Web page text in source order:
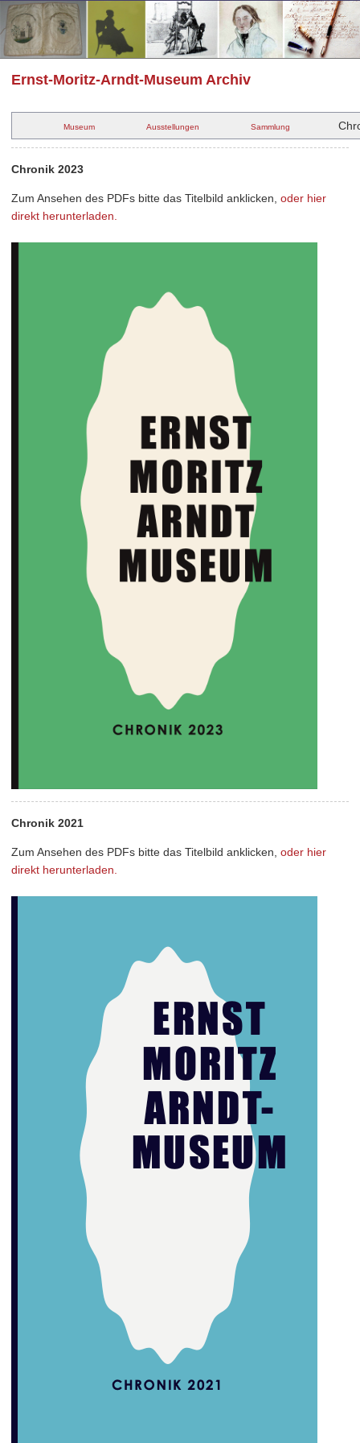
Ernst-Moritz-Arndt-Museum Archiv
Museum Ausstellungen Sammlung
Chronik 2023
Zum Ansehen des PDFs bitte das Titelbild anklicken, oder hier
direkt herunterladen.
Chronik 2021
Zum Ansehen des PDFs bitte das Titelbild anklicken, oder hier
direkt herunterladen.